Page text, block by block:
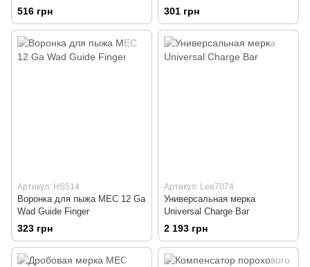
516 грн 301 грн
Артикул: HS514
Воронка для пыжа MEC 12 Ga
Wad Guide Finger
323 грн
Артикул: Lee7074
Универсальная мерка
Universal Charge Bar
2 193 грн